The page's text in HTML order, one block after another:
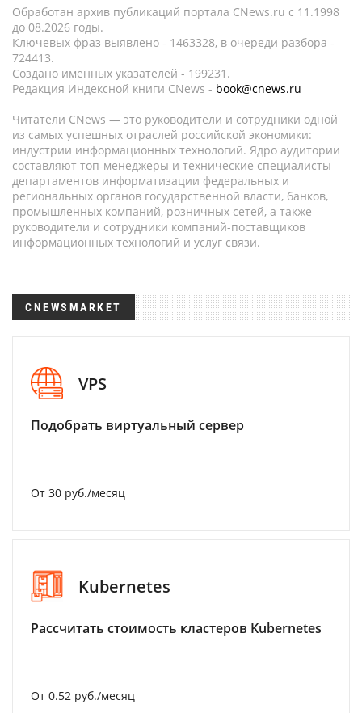
Обработан архив публикаций портала CNews.ru c 11.1998
до 08.2026 годы.
Ключевых фраз выявлено - 1463328, в очереди разбора -
724413.
Создано именных указателей - 199231.
Редакция Индексной книги CNews - book@cnews.ru
Читатели CNews — это руководители и сотрудники одной
из самых успешных отраслей российской экономики:
индустрии информационных технологий. Ядро аудитории
составляют топ-менеджеры и технические специалисты
департаментов информатизации федеральных и
региональных органов государственной власти, банков,
промышленных компаний, розничных сетей, а также
руководители и сотрудники компаний-поставщиков
информационных технологий и услуг связи.
CNEWSMARKET
VPS
Подобрать виртуальный сервер
От 30 руб./месяц
Kubernetes
Рассчитать стоимость кластеров Kubernetes
От 0.52 руб./месяц